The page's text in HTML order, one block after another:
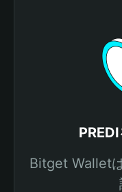
Bitget Wallet